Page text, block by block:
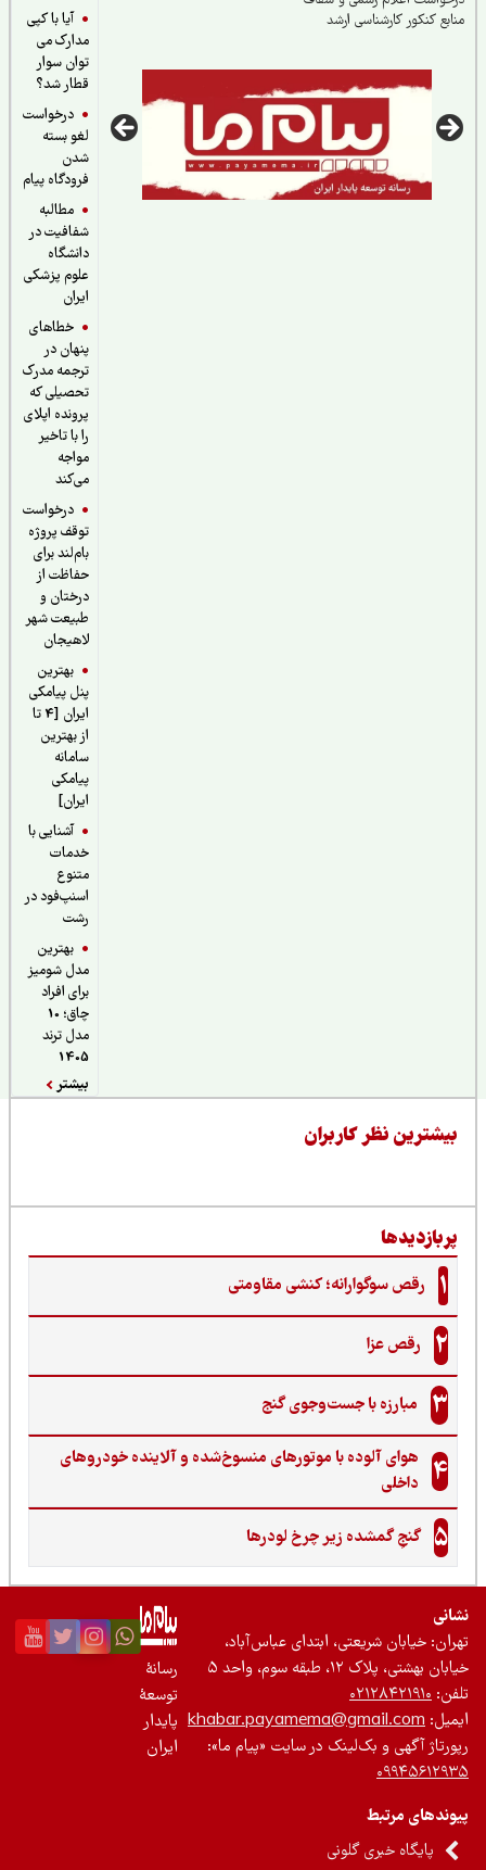
آیا با کپی
مدارک می
توان سوار
قطار شد؟
درخواست
لغو بسته
فرودگاه پیام
مطالبه
شفافیت در
دانشگاه
علوم پزشکی
خطاهای
پنهان در
ترجمه مدرک
تحصیلی که
پرونده اپلای
را با تاخیر
درخواست
توقف پروژه
بام‌لند برای
حفاظت از
درختان و
طبیعت شهر
لاهیجان
بهترین
پنل پیامکی
ایران [4 تا
از بهترین
سامانه
پیامکی
آشنایی با
خدمات
اسنپ‌فود در
بهترین
مدل شومیز
برای افراد
چاق؛ 10
مدل ترند
کنکور کارشناسی ارشد
نظر کاربران
رقص سوگوارانه؛ کنشی مقاومتی
رقص عزا
مبارزه با جست‌وجوی گنج‌
هوای آلوده با موتورهای منسوخ‌شده و آلاینده خودروهای
داخلی
گنجِ گمشده زیر چرخ لودرها
خیابان شریعتی، ابتدای عباس‌آباد،
بهشتی، پلاک ۱۲، طبقه سوم، واحد ۵
۰۲۱۲۸۴۲۱۹۱۰
khabar.payamema@gmail.com
آگهی و بک‌لینک در سایت «پیام ما»:
مرتبط
پایگاه خبری گلونی
رسانۀ
توسعۀ
پایدار
ایران